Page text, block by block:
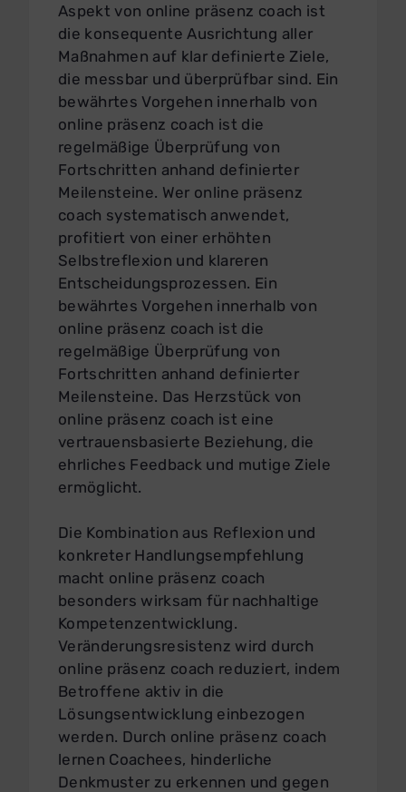
Aspekt von online präsenz coach ist
die konsequente Ausrichtung aller
Maßnahmen auf klar definierte Ziele,
die messbar und überprüfbar sind. Ein
bewährtes Vorgehen innerhalb von
online präsenz coach ist die
regelmäßige Überprüfung von
Fortschritten anhand definierter
Meilensteine. Wer online präsenz
coach systematisch anwendet,
profitiert von einer erhöhten
Selbstreflexion und klareren
Entscheidungsprozessen. Ein
bewährtes Vorgehen innerhalb von
online präsenz coach ist die
regelmäßige Überprüfung von
Fortschritten anhand definierter
Meilensteine. Das Herzstück von
online präsenz coach ist eine
vertrauensbasierte Beziehung, die
ehrliches Feedback und mutige Ziele
ermöglicht.
Die Kombination aus Reflexion und
konkreter Handlungsempfehlung
macht online präsenz coach
besonders wirksam für nachhaltige
Kompetenzentwicklung.
Veränderungsresistenz wird durch
online präsenz coach reduziert, indem
Betroffene aktiv in die
Lösungsentwicklung einbezogen
werden. Durch online präsenz coach
lernen Coachees, hinderliche
Denkmuster zu erkennen und gegen